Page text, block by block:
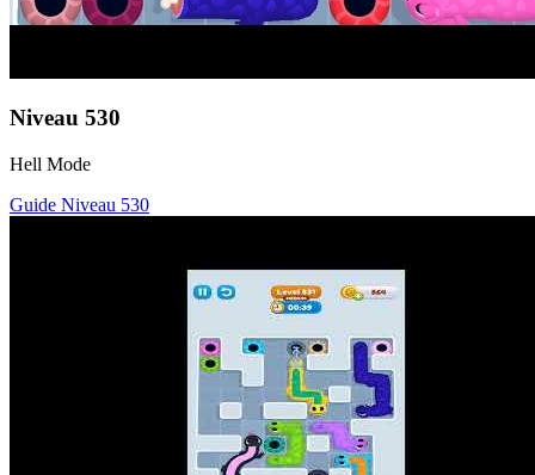
Niveau 530
Hell Mode
Guide Niveau 530